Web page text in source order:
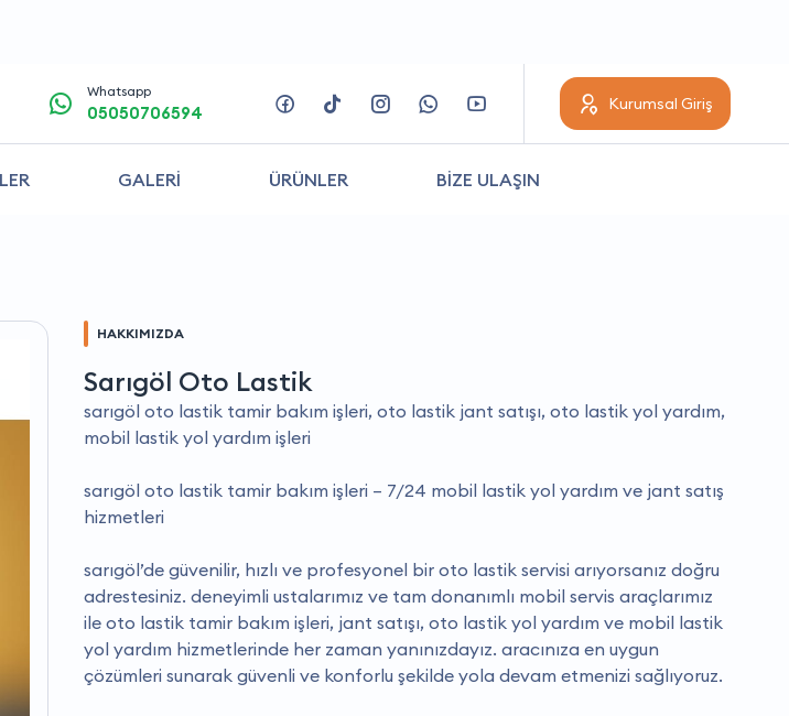
Whatsapp
05050706594 Kurumsal Giriş
GALERİ ÜRÜNLER BİZE ULAŞIN
HAKKIMIZDA
Sarıgöl Oto Lastik
sarıgöl oto lastik tamir bakım i̇şleri, oto lastik jant satışı, oto lastik yol yardım,
mobil lastik yol yardım işleri
sarıgöl oto lastik tamir bakım i̇şleri – 7/24 mobil lastik yol yardım ve jant satış
hizmetleri
sarıgöl’de güvenilir, hızlı ve profesyonel bir oto lastik servisi arıyorsanız doğru
adrestesiniz. deneyimli ustalarımız ve tam donanımlı mobil servis araçlarımız
ile oto lastik tamir bakım işleri, jant satışı, oto lastik yol yardım ve mobil lastik
yol yardım hizmetlerinde her zaman yanınızdayız. aracınıza en uygun
çözümleri sunarak güvenli ve konforlu şekilde yola devam etmenizi sağlıyoruz.